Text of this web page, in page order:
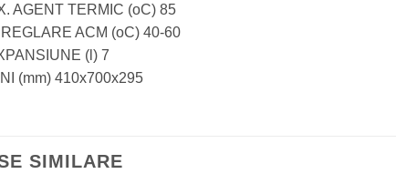
AGENT TERMIC (oC) 85
ACM (oC) 40-60
(l) 7
(mm) 410x700x295
SIMILARE